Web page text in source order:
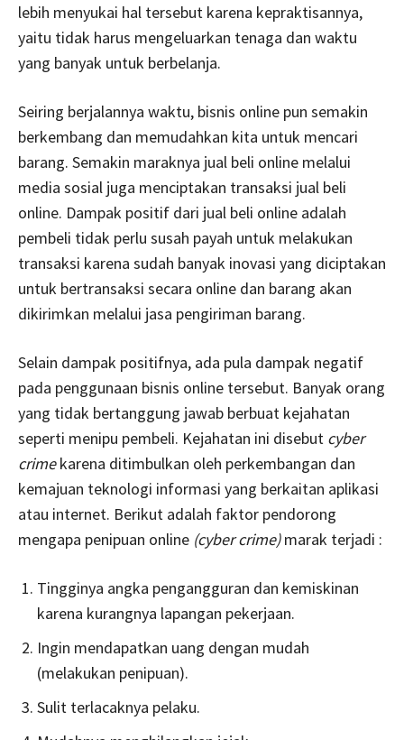
lebih menyukai hal tersebut karena kepraktisannya,
yaitu tidak harus mengeluarkan tenaga dan waktu
yang banyak untuk berbelanja.
Seiring berjalannya waktu, bisnis online pun semakin
berkembang dan memudahkan kita untuk mencari
barang. Semakin maraknya jual beli online melalui
media sosial juga menciptakan transaksi jual beli
online. Dampak positif dari jual beli online adalah
pembeli tidak perlu susah payah untuk melakukan
transaksi karena sudah banyak inovasi yang diciptakan
untuk bertransaksi secara online dan barang akan
dikirimkan melalui jasa pengiriman barang.
Selain dampak positifnya, ada pula dampak negatif
pada penggunaan bisnis online tersebut. Banyak orang
yang tidak bertanggung jawab berbuat kejahatan
seperti menipu pembeli. Kejahatan ini disebut cyber
crimekarena ditimbulkan oleh perkembangan dan
kemajuan teknologi informasi yang berkaitan aplikasi
atau internet. Berikut adalah faktor pendorong
mengapa penipuan online (cyber crime)marak terjadi :
Tingginya angka pengangguran dan kemiskinan
karena kurangnya lapangan pekerjaan.
Ingin mendapatkan uang dengan mudah
(melakukan penipuan).
Sulit terlacaknya pelaku.